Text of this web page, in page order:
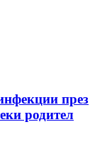
през
родител